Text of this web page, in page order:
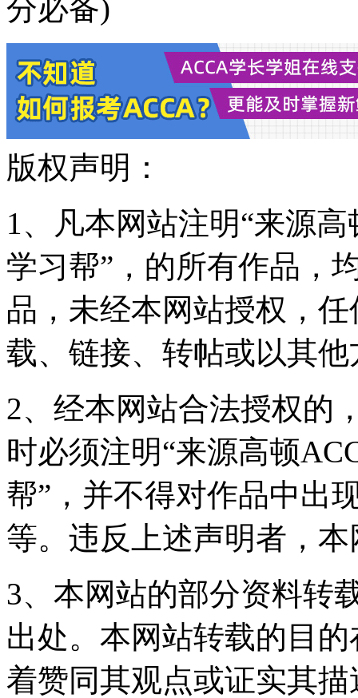
分必备)
版权声明：
1、凡本网站注明“来源
学习帮”，的所有作品，
品，未经本网站授权，
载、链接、转帖或以其
2、经本网站合法授权的
时必须注明“来源高顿
帮”，并不得对作品中出
等。违反上述声明者，
3、本网站的部分资料转
出处。本网站转载的目
着赞同其观点或证实其